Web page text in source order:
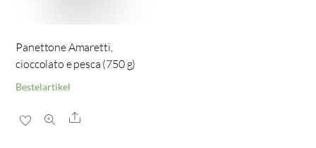
Panettone Amaretti,
cioccolato e pesca (750 g)
Bestelartikel
Share